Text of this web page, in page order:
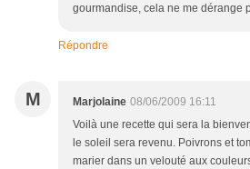
gourmandise, cela ne me dérange
Répondre
M Marjolaine 08/06/2009 16:11
Voilà une recette qui sera la
le soleil sera revenu. Poivrons et
marier dans un velouté aux